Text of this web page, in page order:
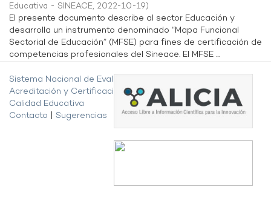
Educativa - SINEACE, 2022-10-19)
El presente documento describe al sector Educación y
desarrolla un instrumento denominado “Mapa Funcional
Sectorial de Educación” (MFSE) para fines de certificación de
competencias profesionales del Sineace. El MFSE ...
Sistema Nacional de Evaluación,
Acreditación y Certificación de la
Calidad Educativa
Contacto
Sugerencias